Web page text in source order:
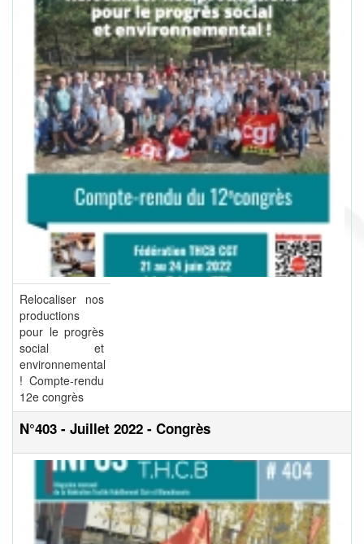
Relocaliser nos
productions
pour le progrès
social et
environnemental
! Compte-rendu
12e congrès
N°403 - Juillet 2022 - Congrès